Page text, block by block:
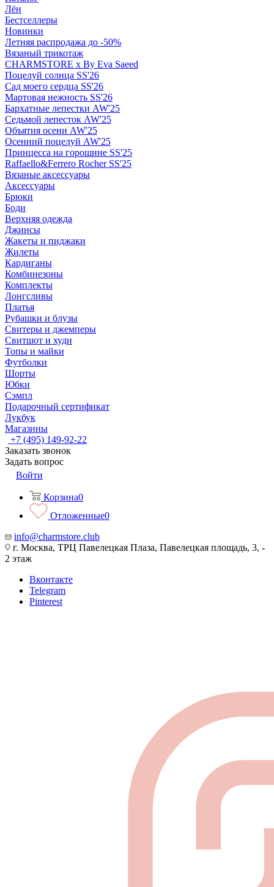
Лён
Бестселлеры
Новинки
Летняя распродажа до -50%
Вязаный трикотаж
CHARMSTORE х By Eva Saeed
Поцелуй солнца SS'26
Сад моего сердца SS'26
Мартовая нежность SS'26
Бархатные лепестки AW'25
Седьмой лепесток AW'25
Объятия осени AW'25
Осенний поцелуй AW'25
Принцесса на горошине SS'25
Raffaello&Ferrero Rocher SS'25
Вязаные аксессуары
Аксессуары
Брюки
Боди
Верхняя одежда
Джинсы
Жакеты и пиджаки
Жилеты
Кардиганы
Комбинезоны
Комплекты
Лонгсливы
Платья
Рубашки и блузы
Свитеры и джемперы
Свитшот и худи
Топы и майки
Футболки
Шорты
Юбки
Сэмпл
Подарочный сертификат
Лукбук
Магазины
+7 (495) 149-92-22
Заказать звонок
Задать вопрос
Войти
Корзина0
Отложенные0
info@charmstore.club
г. Москва, ТРЦ Павелецкая Плаза, Павелецкая площадь, 3, -
2 этаж
Вконтакте
Telegram
Pinterest